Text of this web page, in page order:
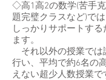
◇高1高2の数学(苦手
題完璧クラスなど)で
しっかりサポートす
ます。
それ以外の授業では
行い、平均で約6名の
えない超少人数授業で